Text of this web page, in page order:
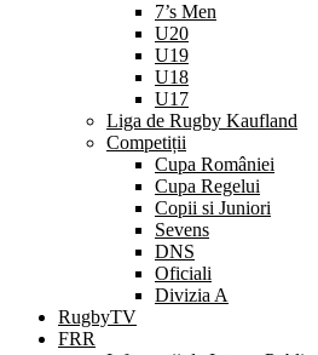
7’s Men
U20
U19
U18
U17
Liga de Rugby Kaufland
Competiții
Cupa României
Cupa Regelui
Copii si Juniori
Sevens
DNS
Oficiali
Divizia A
RugbyTV
FRR